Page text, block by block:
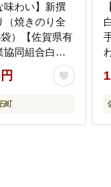
味わい】新撰
（焼きのり全
）【佐賀県有
協同組合白石
苔 [IAE002]
町